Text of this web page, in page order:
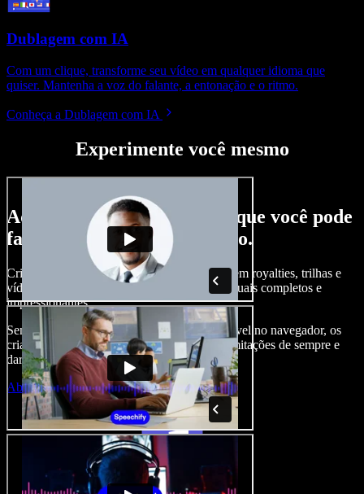
Dublagem com IA
Com um clique, transforme seu vídeo em qualquer idioma que
quiser. Mantenha a voz do falante, a entonação e o ritmo.
Conheça a Dublagem com IA
Experimente você mesmo
Aqui vai só um gostinho do que você pode
fazer com o Speechify Studio.
Crie narrações, adicione imagens de banco sem royalties, trilhas e
vídeos, clone sua voz e crie projetos audiovisuais completos e
impressionantes.
Sem curva de aprendizado e com tudo acessível no navegador, os
criadores de conteúdo podem se livrar das limitações de sempre e
dar vida a todas as suas ideias criativas.
Abrir o Studio